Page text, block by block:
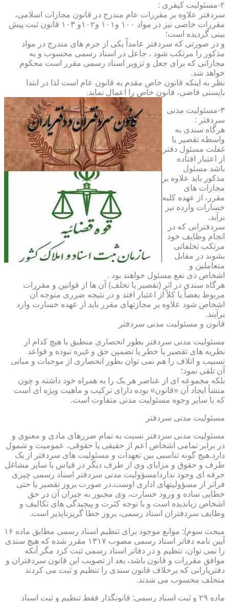
۲-مسئولیت کیفری :
سردفتر علاوه بر مقررات عام مندرج در قانون مجازات اسلامی،
مقررات خاصی نیز در مواد ۱۰۰ و۱۰۱ و۱۰۲و ۱۰۳ قانون ثبت پیش
بینی گردیده است؛
و در صورتی که سردفتر عامداً یکی از جرم های مندرج در مواد
مذکور را مرتکب شود ، جاعل در اسناد رسمی محسوب و به
مجازاتی که برای جعل و تزویر اسناد رسمی مقرر است محکوم
خواهد شد.
نظر به اینکه قانون خاص مقدم به قانون عام است لذا در ابتدا
بایستی قاضی، قانون خاص را اعمال نماید.
۳-مسئولیت مدنی
سردفتر :
هرگاه سندی به
واسطه تقصیر یا
غفلت مسئول دفتر
از اعتبار افتاده
باشد مسئول
مذکور باید علاوه بر
مجازات های
مقرر، از عهده کلیه
خسارات وارده نیز
برآید.
سردفترانی که در
انجام وظایف خود
مرتکب تخلفاتی
بشوند در مقابل
متعاملین و
اشخاص ذی نفع مسئول خواهند بود .
هرگاه سندی در اثر (تقصیر یا تخلف) آن ها از قوانین و مقررات
مربوط بعضاً یا کلاً از اعتبار افتد و در نتیجه ضرری متوجه آن
اشخاص شود علاوه بر مجازتهای مقرر باید از عهده خسارت وارد
برآیند.
قانون و مسئولیت مدنی سردفتر
مسئولیت مدنی سردفتر بطور انحصاری منطبق با هیچ کدام از
نظریه های تقصیر یا خطر یا تضمین حق و غیره نبوده و قواعد
تسبیب و اتلاف را هم نمی توان بطور انحصاری از موجبات و مبانی
آن تلقی نمود؛
بلکه مجموعه ای از عناصر هر یک را به همراه خود داشته و چون
منشأ ایجاد آن «قانون» بوده دارای ترکیب و ماهیت ویژه ای است
که با سایر وجوه مسئولیت مدنی متفاوت است.
مسئولیت مدنی سردفتر
مسئولیت مدنی سردفتر نسبت به تمام ضررهای مادی و معنوی و
در برابر تمامی اشخاص اعم از حقیقی یا حقوقی، عمومیت و شمول
دارد.هیچ گونه تناسبی بین تعهدات و مسئولیت های سردفتر از یک
طرف و حقوق و مزایای وی از طرف دیگر در قیاس با سایر مشاغل
حرفه ای وجود ندارد!مسؤولیت مدنی سردفتر اسناد رسمی چیزی
فراتر از مسؤولیتهای اداری اوست.در صورت بروز تقصیر یا حتی
خطایی ساده و ورود خسارت، وی مجبور به جبران آن در حق
اشخاص زیاندیده است و با توجه کثرت و پیچیدگی های تکالیف و
وظایف سردفتران اسناد رسمی، بروز خطا گریزناپذیر است.
مبحث سوم): موانع موجود برای تنظیم اسناد رسمی مطابق ماده ۱۶
آیین نامه دفاتر اسناد رسمی مصوب ۱۳۱۷ مقرر شده که هیچ سندی
را نمی توان، تنظیم و در دفاتر اسناد رسمی ثبت کرد مگر آنکه
موافق مقررات و قانون باشد، بعد از تصویب این قانون سردفتران و
دفتریارانی که برخلاف قانون سندی را تنظیم و ثبت می کردند
متخلف محسوب می شدند.
ماده ۲۹ و ثبت اسناد رسمی: قانونگذار فقط تنظیم و ثبت اسناد